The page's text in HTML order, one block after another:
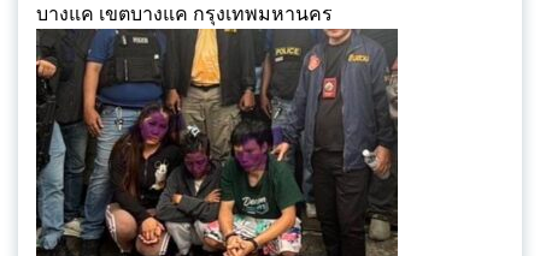
บางแค เขตบางแค กรุงเทพมหานคร